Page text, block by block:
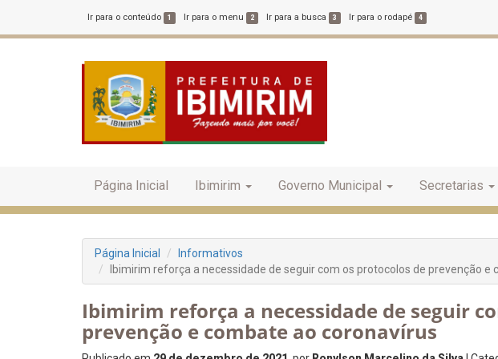
Ir para o conteúdo 1 Ir para o menu 2 Ir para a busca 3 Ir para o rodapé 4
Página Inicial Ibimirim Governo Municipal Secretarias
Página Inicial
Informativos
Ibimirim reforça a necessidade de seguir com os protocolos de prevenção e
Ibimirim reforça a necessidade de seguir
prevenção e combate ao coronavírus